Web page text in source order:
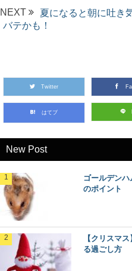
NEXT
夏になると朝に吐き
バテかも！
Twitter
はてブ
New Post
ゴールデン
のポイント
【クリスマ
る過ごし方